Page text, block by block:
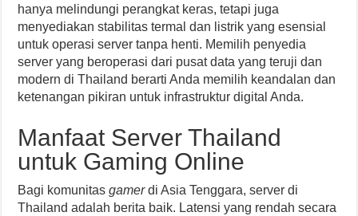
hanya melindungi perangkat keras, tetapi juga
menyediakan stabilitas termal dan listrik yang esensial
untuk operasi server tanpa henti. Memilih penyedia
server yang beroperasi dari pusat data yang teruji dan
modern di Thailand berarti Anda memilih keandalan dan
ketenangan pikiran untuk infrastruktur digital Anda.
Manfaat Server Thailand
untuk Gaming Online
Bagi komunitasgamerdi Asia Tenggara, server di
Thailand adalah berita baik. Latensi yang rendah secara